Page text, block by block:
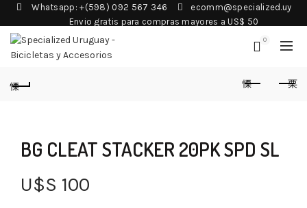
Whatsapp: +(598) 092 567 346
ecomm@specialized.uy
Envio gratis para compras mayores a US$ 50
0
BG CLEAT STACKER 20PK SPD SL
U$S 100